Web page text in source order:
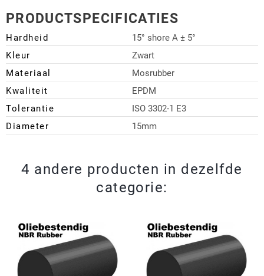
PRODUCTSPECIFICATIES
Hardheid
15° shore A ± 5°
Kleur
Zwart
Materiaal
Mosrubber
Kwaliteit
EPDM
Tolerantie
ISO 3302-1 E3
Diameter
15mm
4 andere producten in dezelfde
categorie: